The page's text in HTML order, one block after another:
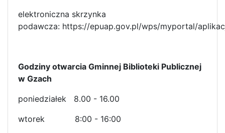
elektroniczna skrzynka
podawcza: https://epuap.gov.pl/wps/myportal/
Godziny otwarcia Gminnej Biblioteki Publicznej
w Gzach
poniedziałek 8.00 - 16.00
wtorek 8:00 - 16:00